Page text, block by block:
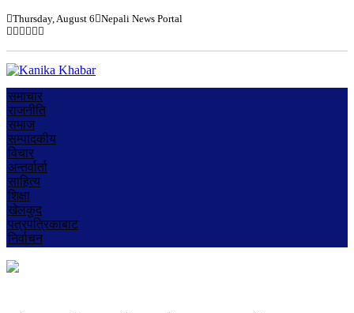
Thursday, August 6 Nepali News Portal
समाचार
राजनीति
समाज
सम्पादकीय
विचार
अन्तर्वार्ता
साहित्य
शिक्षा
खेलकुद
पत्रपत्रिकाबाट
निर्वाचन